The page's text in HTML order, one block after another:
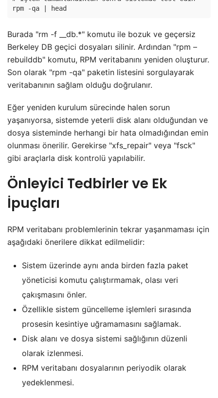
Burada "rm -f __db.*" komutu ile bozuk ve geçersiz
Berkeley DB geçici dosyaları silinir. Ardından "rpm –
rebuilddb" komutu, RPM veritabanını yeniden oluşturur.
Son olarak "rpm -qa" paketin listesini sorgulayarak
veritabanının sağlam olduğu doğrulanır.
Eğer yeniden kurulum sürecinde halen sorun
yaşanıyorsa, sistemde yeterli disk alanı olduğundan ve
dosya sisteminde herhangi bir hata olmadığından emin
olunması önerilir. Gerekirse "xfs_repair" veya "fsck"
gibi araçlarla disk kontrolü yapılabilir.
Önleyici Tedbirler ve Ek
İpuçları
RPM veritabanı problemlerinin tekrar yaşanmaması için
aşağıdaki önerilere dikkat edilmelidir:
Sistem üzerinde aynı anda birden fazla paket
yöneticisi komutu çalıştırmamak, olası veri
çakışmasını önler.
Özellikle sistem güncelleme işlemleri sırasında
prosesin kesintiye uğramamasını sağlamak.
Disk alanı ve dosya sistemi sağlığının düzenli
olarak izlenmesi.
RPM veritabanı dosyalarının periyodik olarak
yedeklenmesi.